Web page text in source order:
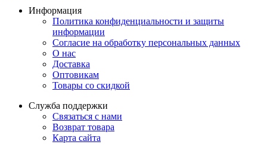
Информация
Политика конфиденциальности и защиты
информации
Согласие на обработку персональных данных
О нас
Доставка
Оптовикам
Товары со скидкой
Служба поддержки
Связаться с нами
Возврат товара
Карта сайта